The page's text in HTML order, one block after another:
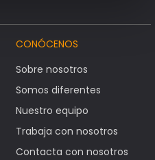
CONÓCENOS
Sobre nosotros
Somos diferentes
Nuestro equipo
Trabaja con nosotros
Contacta con nosotros